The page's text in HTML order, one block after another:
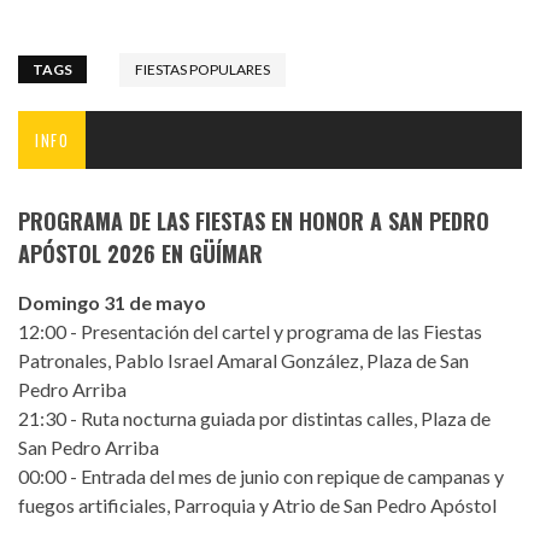
TAGS FIESTAS POPULARES
INFO
PROGRAMA DE LAS FIESTAS EN HONOR A SAN PEDRO
APÓSTOL 2026 EN GÜÍMAR
Domingo 31 de mayo
12:00 - Presentación del cartel y programa de las Fiestas
Patronales, Pablo Israel Amaral González, Plaza de San
Pedro Arriba
21:30 - Ruta nocturna guiada por distintas calles, Plaza de
San Pedro Arriba
00:00 - Entrada del mes de junio con repique de campanas y
fuegos artificiales, Parroquia y Atrio de San Pedro Apóstol